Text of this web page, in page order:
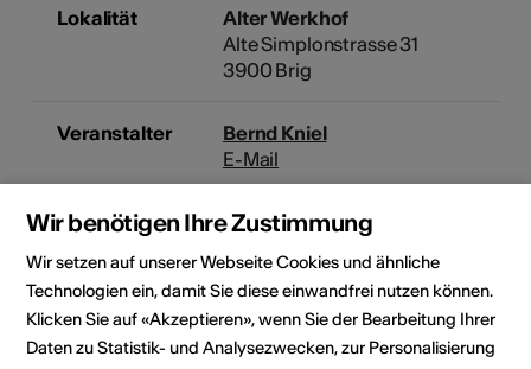
Lokalität
Alter Werkhof
Alte Simplonstrasse 31
3900 Brig
Veranstalter
Bernd Kniel
E-Mail
Rubrik
Art der Veranstaltung
Veranstaltungsort
Wir benötigen Ihre Zustimmung
Wir setzen auf unserer Webseite Cookies und ähnliche
Technologien ein, damit Sie diese einwandfrei nutzen können.
Klicken Sie auf «Akzeptieren», wenn Sie der Bearbeitung Ihrer
Daten zu Statistik- und Analysezwecken, zur Personalisierung